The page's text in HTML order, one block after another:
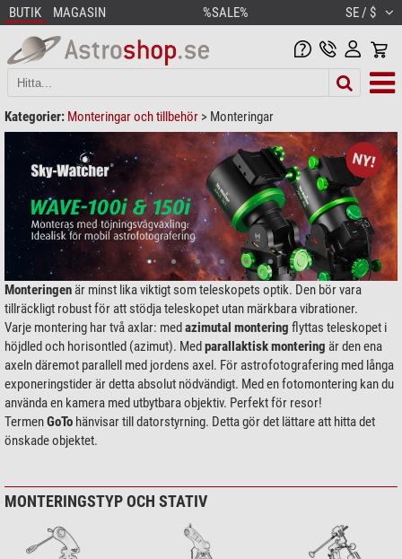
BUTIK MAGASIN %SALE% SE / $
Kategorier: Monteringar och tillbehör > Monteringar
Monteringen är minst lika viktigt som teleskopets optik. Den bör vara
tillräckligt robust för att stödja teleskopet utan märkbara vibrationer.
Varje montering har två axlar: medazimutal montering flyttas teleskopet i
höjdled och horisontled (azimut). Medparallaktisk montering är den ena
axeln däremot parallell med jordens axel. För astrofotografering med långa
exponeringstider är detta absolut nödvändigt. Med en fotomontering kan du
använda en kamera med utbytbara objektiv. Perfekt för resor!
TermenGoTo hänvisar till datorstyrning. Detta gör det lättare att hitta det
önskade objektet.
MONTERINGSTYP OCH STATIV